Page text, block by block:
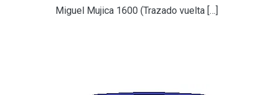
Miguel Mujica 1600 (Trazado vuelta […]